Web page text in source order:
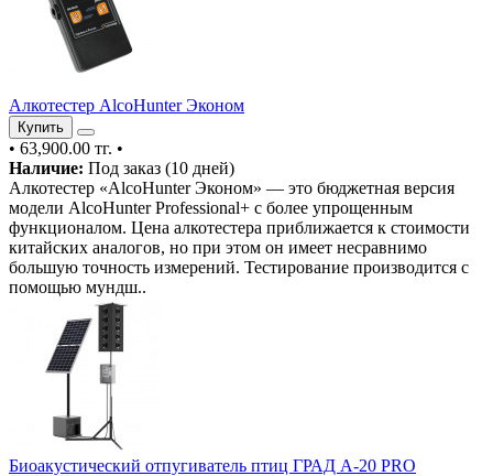
Алкотестер AlcoHunter Эконом
Купить
• 63,900.00 тг. •
Наличие: Под заказ (10 дней)
Алкотестер «AlcoHunter Эконом» — это бюджетная версия
модели AlcoHunter Professional+ с более упрощенным
функционалом. Цена алкотестера приближается к стоимости
китайских аналогов, но при этом он имеет несравнимо
большую точность измерений. Тестирование производится с
помощью мундш..
Биоакустический отпугиватель птиц ГРАД A-20 PRO